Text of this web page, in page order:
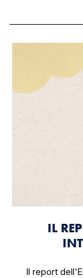
IL
Il report